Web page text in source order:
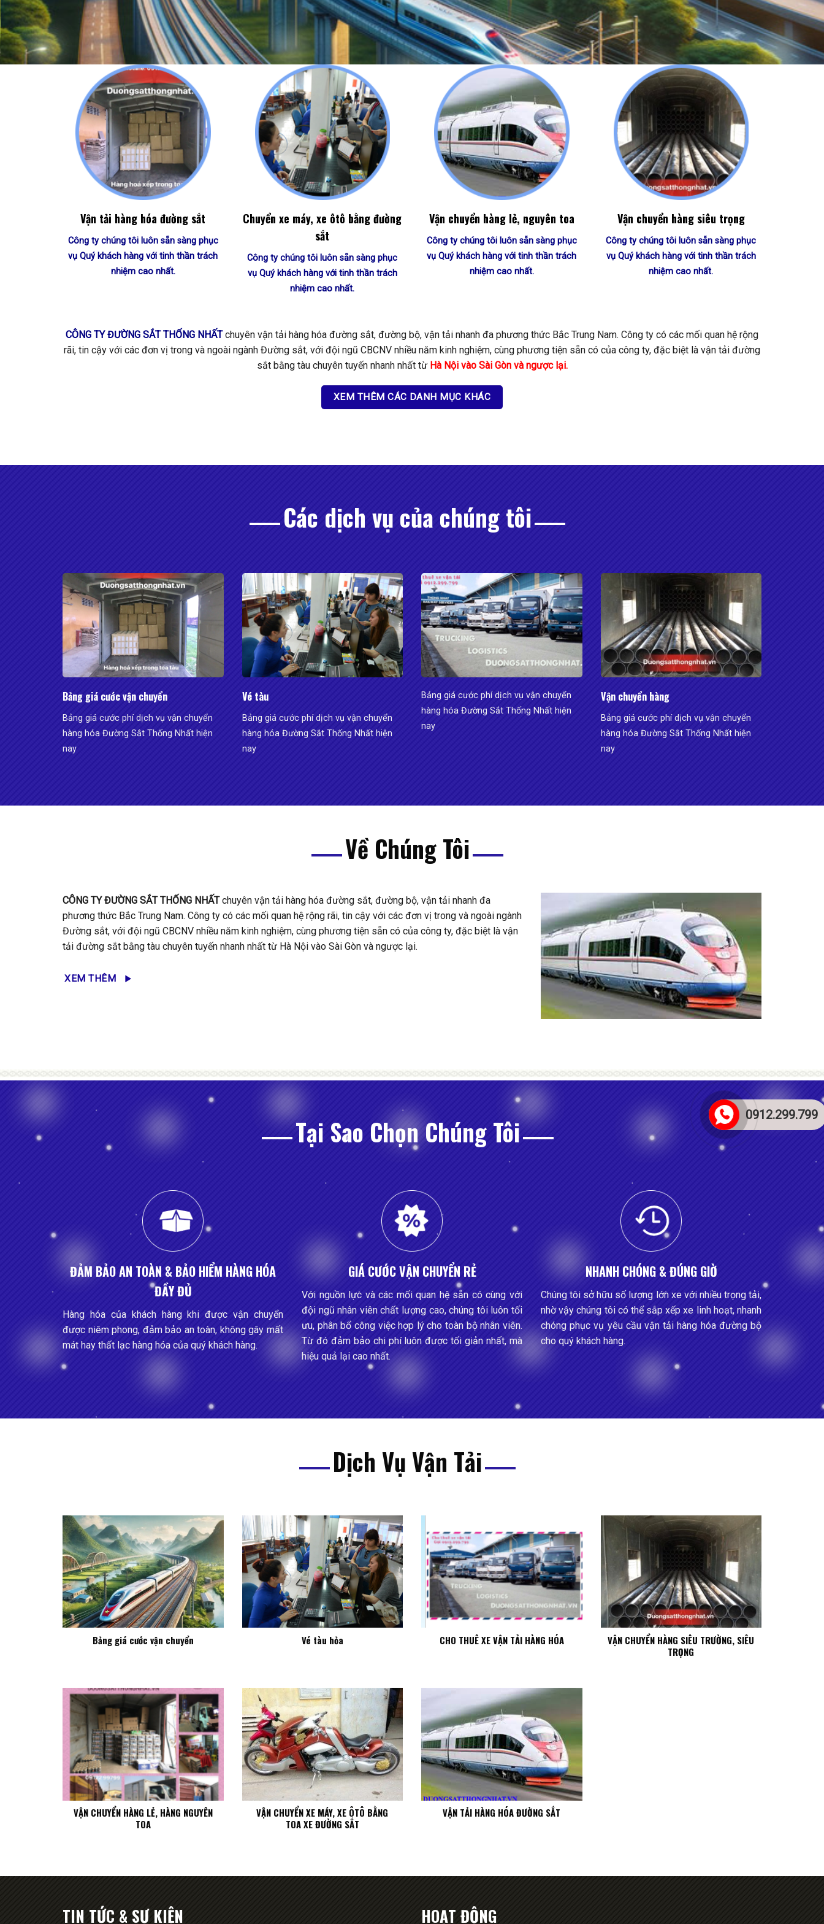
Vận tải hàng hóa đường sắt
Công ty chúng tôi luôn sẵn sàng phục
vụ Quý khách hàng với tinh thần trách
nhiệm cao nhất.
Chuyển xe máy, xe ôtô bằng đường
sắt
Công ty chúng tôi luôn sẵn sàng phục
vụ Quý khách hàng với tinh thần trách
nhiệm cao nhất.
Vận chuyển hàng lẻ, nguyên toa
Công ty chúng tôi luôn sẵn sàng phục
vụ Quý khách hàng với tinh thần trách
nhiệm cao nhất.
Vận chuyển hàng siêu trọng
Công ty chúng tôi luôn sẵn sàng phục
vụ Quý khách hàng với tinh thần trách
nhiệm cao nhất.
CÔNG TY ĐƯỜNG SẮT THỐNG NHẤT chuyên vận tải hàng hóa đường sắt, đường bộ, vận tải nhanh đa phương thức Bắc Trung Nam. Công ty có các mối quan hệ rộng
rãi, tin cậy với các đơn vị trong và ngoài ngành Đường sắt, với đội ngũ CBCNV nhiều năm kinh nghiệm, cùng phương tiện sẵn có của công ty, đặc biệt là vận tải đường
sắt bằng tàu chuyên tuyến nhanh nhất từ Hà Nội vào Sài Gòn và ngược lại.
XEM THÊM CÁC DANH MỤC KHÁC
Các dịch vụ của chúng tôi
Bảng giá cước vận chuyển
Bảng giá cước phí dịch vụ vận chuyển
hàng hóa Đường Sắt Thống Nhất hiện
nay
Vé tàu
Bảng giá cước phí dịch vụ vận chuyển
hàng hóa Đường Sắt Thống Nhất hiện
nay
Bảng giá cước phí dịch vụ vận chuyển
hàng hóa Đường Sắt Thống Nhất hiện
nay
Vận chuyển hàng
Bảng giá cước phí dịch vụ vận chuyển
hàng hóa Đường Sắt Thống Nhất hiện
nay
Về Chúng Tôi
CÔNG TY ĐƯỜNG SẮT THỐNG NHẤTchuyên vận tải hàng hóa đường sắt, đường bộ, vận tải nhanh đa
phương thức Bắc Trung Nam. Công ty có các mối quan hệ rộng rãi, tin cậy với các đơn vị trong và ngoài ngành
Đường sắt, với đội ngũ CBCNV nhiều năm kinh nghiệm, cùng phương tiện sẵn có của công ty, đặc biệt là vận
tải đường sắt bằng tàu chuyên tuyến nhanh nhất từ Hà Nội vào Sài Gòn và ngược lại.
XEM THÊM
Tại Sao Chọn Chúng Tôi
ĐẢM BẢO AN TOÀN & BẢO HIỂM HÀNG HÓA
ĐẦY ĐỦ
Hàng hóa của khách hàng khi được vận chuyển
được niêm phong, đảm bảo an toàn, không gây mất
mát hay thất lạc hàng hóa của quý khách hàng.
GIÁ CƯỚC VẬN CHUYỂN RẺ
Với nguồn lực và các mối quan hệ sẵn có cùng với
đội ngũ nhân viên chất lượng cao, chúng tôi luôn tối
ưu, phân bổ công việc hợp lý cho toàn bộ nhân viên.
Từ đó đảm bảo chi phí luôn được tối giản nhất, mà
hiệu quả lại cao nhất.
NHANH CHÓNG & ĐÚNG GIỜ
Chúng tôi sở hữu số lượng lớn xe với nhiều trọng tải,
nhờ vậy chúng tôi có thể sắp xếp xe linh hoạt, nhanh
chóng phục vụ yêu cầu vận tải hàng hóa đường bộ
cho quý khách hàng.
Dịch Vụ Vận Tải
Bảng giá cước vận chuyển Vé tàu hỏa CHO THUÊ XE VẬN TẢI HÀNG HÓA
VẬN CHUYỂN HÀNG SIÊU TRƯỜNG, SIÊU
TRỌNG
VẬN CHUYỂN HÀNG LẺ, HÀNG NGUYÊN
TOA
VẬN CHUYỂN XE MÁY, XE ÔTÔ BẰNG
TOA XE ĐƯỜNG SẮT
VẬN TẢI HÀNG HÓA ĐƯỜNG SẮT
TIN TỨC & SỰ KIỆN HOẠT ĐỘNG
0912.299.799